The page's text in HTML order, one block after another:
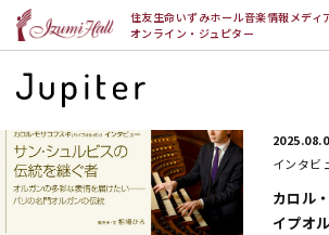
住友生命いずみホール音楽情報メディ
オンライン・ジュピター
最新一覧
インタビ
カロル
イプオ